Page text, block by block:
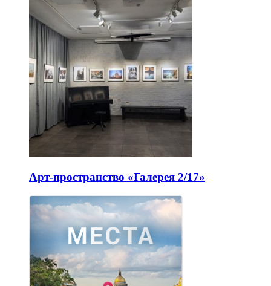
Арт-пространство «Галерея 2/17»